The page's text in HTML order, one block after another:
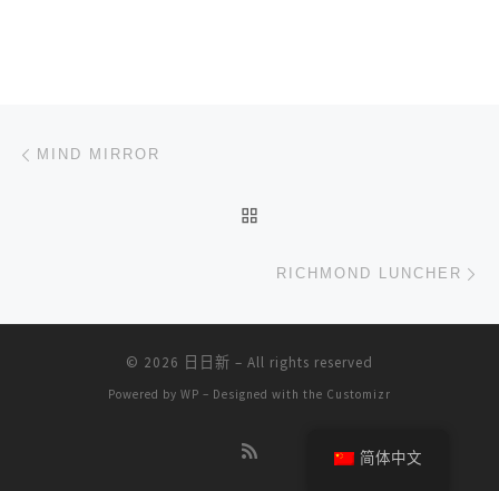
文章导航
MIND MIRROR
RICHMOND LUNCHER
© 2026 日日新 – All rights reserved
Powered by WP – Designed with the Customizr
简体中文